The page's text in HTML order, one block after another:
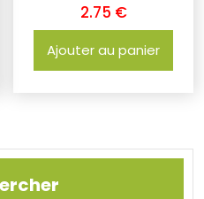
2.75 €
Ajouter au panier